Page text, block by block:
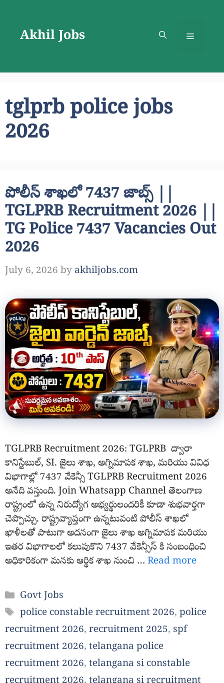
contentAkhil Jobs Menu
tglprb police jobs
2026
పోలీస్ శాఖలో 7437 జాబ్స్ ||
TGLPRB Recruitment 2026 ||
TG Police 7437 Vacancies Out
2026
July 6, 2026 by akhiljobs.com
TGLPRB Recruitment 2026: TGLPRB ద్వారా
కానిస్టేబుల్, SI. జైలు శాఖ, అగ్నిమాపక శాఖ, మరియు వివిధ
విభాగాల్లో 7437 వేకెన్సీ TGLPRB Recruitment 2026
అనేది వస్తుంది. Join Whatsapp Channel తెలంగాణ
రాష్ట్రంలో ఉన్న నిరుద్యోగ అభ్యర్థులందరికీ కూడా శుభవార్తగా
చెప్పొచ్చు. రాష్ట్రవ్యాప్తంగా ఉన్నటువంటి పోలీస్ శాఖలో
ఖాళీలతో పాటుగా అదనంగా జైలు శాఖ అగ్నిమాపక మరియు
ఇతర విభాగాలలో కలుపుకొని 7437 వేకెన్సీస్ కి సంబంధించి
అధికారికంగా మనకు ఆర్థిక శాఖ నుంచి … Read more
Categories
Govt Jobs
Tags
police constable recruitment 2026,police
recruitment 2026, recruitment 2025, spf
recruitment 2026, telangana police
recruitment 2026, telangana si constable